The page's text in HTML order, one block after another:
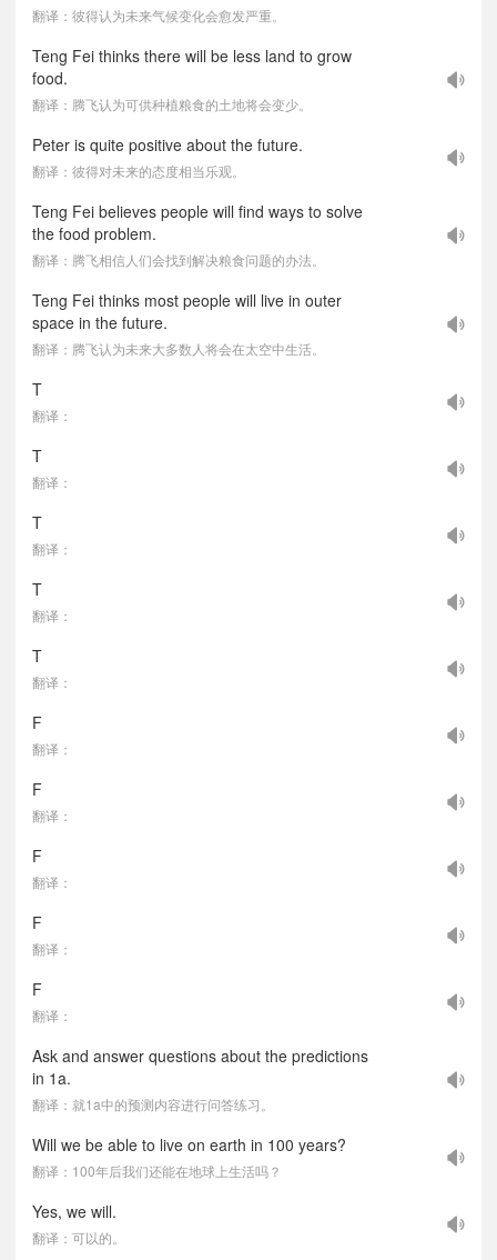
翻译：彼得认为未来气候变化会愈发严重。
Teng Fei thinks there will be less land to grow
food.
翻译：腾飞认为可供种植粮食的土地将会变少。
Peter is quite positive about the future.
翻译：彼得对未来的态度相当乐观。
Teng Fei believes people will find ways to solve
the food problem.
翻译：腾飞相信人们会找到解决粮食问题的办法。
Teng Fei thinks most people will live in outer
space in the future.
翻译：腾飞认为未来大多数人将会在太空中生活。
T
翻译：
T
翻译：
T
翻译：
T
翻译：
T
翻译：
F
翻译：
F
翻译：
F
翻译：
F
翻译：
F
翻译：
Ask and answer questions about the predictions
in 1a.
翻译：就1a中的预测内容进行问答练习。
Will we be able to live on earth in 100 years?
翻译：100年后我们还能在地球上生活吗？
Yes, we will.
翻译：可以的。